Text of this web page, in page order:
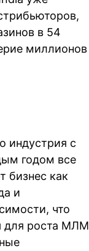
в 54
миллионов
индустрия с
годом все
бизнес как
и
что
для роста МЛМ